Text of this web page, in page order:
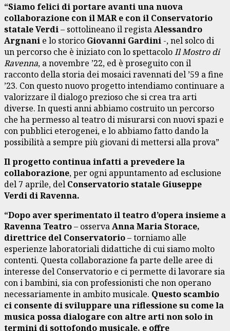
“Siamo felici di portare avanti una nuova
collaborazione con il MAR e con il Conservatorio
statale Verdi– sottolineano il registaAlessandro
Argnani e lo storico Giovanni Gardini -, nel solco di
un percorso che è iniziato con lo spettacoloIl Mostro di
Ravenna, a novembre ’22, ed è proseguito con il
racconto della storia dei mosaici ravennati del ’59 a fine
’23. Con questo nuovo progetto intendiamo continuare a
valorizzare il dialogo prezioso che si crea tra arti
diverse. In questi anni abbiamo costruito un percorso
che ha permesso al teatro di misurarsi con nuovi spazi e
con pubblici eterogenei, e lo abbiamo fatto dando la
possibilità a sempre più giovani di mettersi alla prova”
Il progetto continua infatti a prevedere la
collaborazione, per ogni appuntamento ad esclusione
del 7 aprile, del Conservatorio statale Giuseppe
Verdi di Ravenna.
“Dopo aver sperimentato il teatro d’opera insieme a
Ravenna Teatro– osservaAnna Maria Storace,
direttrice del Conservatorio– torniamo alle
esperienze laboratoriali didattiche di cui siamo molto
contenti. Questa collaborazione fa parte delle aree di
interesse del Conservatorio e ci permette di lavorare sia
con i bambini, sia con professionisti che non operano
necessariamente in ambito musicale. Questo scambio
ci consente di sviluppare una riflessione su come la
musica possa dialogare con altre arti non solo in
termini di sottofondo musicale, e offre